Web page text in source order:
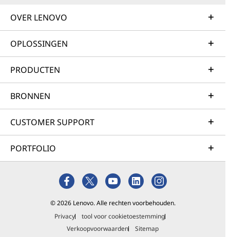
OVER LENOVO
OPLOSSINGEN
PRODUCTEN
BRONNEN
CUSTOMER SUPPORT
PORTFOLIO
© 2026 Lenovo. Alle rechten voorbehouden.
Privacy
tool voor cookietoestemming
Verkoopvoorwaarden
Sitemap